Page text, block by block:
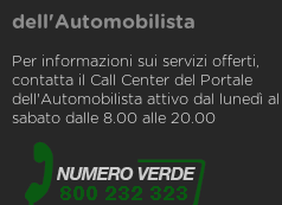
dell'Automobilista
Per informazioni sui servizi offerti,
contatta il Call Center del Portale
dell'Automobilista attivo dal lunedì al
sabato dalle 8.00 alle 20.00